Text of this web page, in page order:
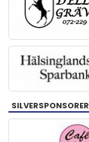
SILVERSPONSORER